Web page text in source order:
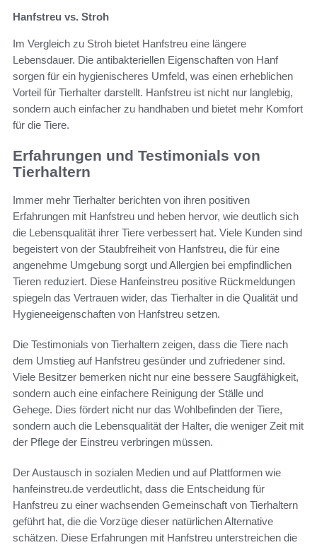
Hanfstreu vs. Stroh
Im Vergleich zu Stroh bietet Hanfstreu eine längere
Lebensdauer. Die antibakteriellen Eigenschaften von Hanf
sorgen für ein hygienischeres Umfeld, was einen erheblichen
Vorteil für Tierhalter darstellt. Hanfstreu ist nicht nur langlebig,
sondern auch einfacher zu handhaben und bietet mehr Komfort
für die Tiere.
Erfahrungen und Testimonials von
Tierhaltern
Immer mehr Tierhalter berichten von ihren positiven
Erfahrungen mit Hanfstreu und heben hervor, wie deutlich sich
die Lebensqualität ihrer Tiere verbessert hat. Viele Kunden sind
begeistert von der Staubfreiheit von Hanfstreu, die für eine
angenehme Umgebung sorgt und Allergien bei empfindlichen
Tieren reduziert. Diese Hanfeinstreu positive Rückmeldungen
spiegeln das Vertrauen wider, das Tierhalter in die Qualität und
Hygieneeigenschaften von Hanfstreu setzen.
Die Testimonials von Tierhaltern zeigen, dass die Tiere nach
dem Umstieg auf Hanfstreu gesünder und zufriedener sind.
Viele Besitzer bemerken nicht nur eine bessere Saugfähigkeit,
sondern auch eine einfachere Reinigung der Ställe und
Gehege. Dies fördert nicht nur das Wohlbefinden der Tiere,
sondern auch die Lebensqualität der Halter, die weniger Zeit mit
der Pflege der Einstreu verbringen müssen.
Der Austausch in sozialen Medien und auf Plattformen wie
hanfeinstreu.de verdeutlicht, dass die Entscheidung für
Hanfstreu zu einer wachsenden Gemeinschaft von Tierhaltern
geführt hat, die die Vorzüge dieser natürlichen Alternative
schätzen. Diese Erfahrungen mit Hanfstreu unterstreichen die